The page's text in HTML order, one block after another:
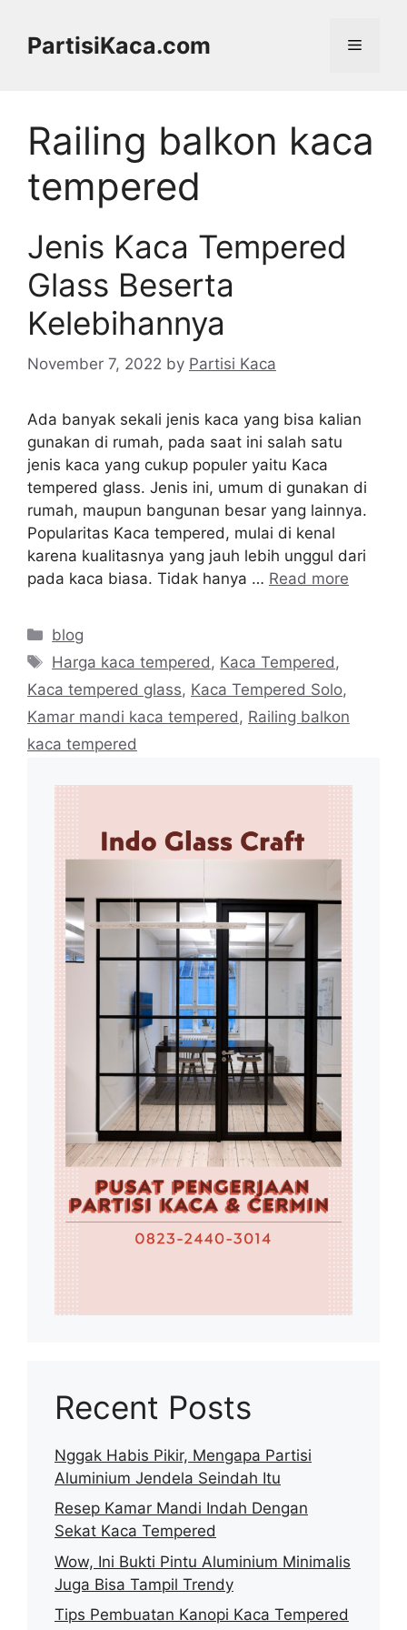
contentPartisiKaca.com Menu
Railing balkon kaca
tempered
Jenis Kaca Tempered
Glass Beserta
Kelebihannya
November 7, 2022 by Partisi Kaca
Ada banyak sekali jenis kaca yang bisa kalian
gunakan di rumah, pada saat ini salah satu
jenis kaca yang cukup populer yaitu Kaca
tempered glass. Jenis ini, umum di gunakan di
rumah, maupun bangunan besar yang lainnya.
Popularitas Kaca tempered, mulai di kenal
karena kualitasnya yang jauh lebih unggul dari
pada kaca biasa. Tidak hanya … Read more
Categories
blog
Tags
Harga kaca tempered , Kaca Tempered ,
Kaca tempered glass, Kaca Tempered Solo,
Kamar mandi kaca tempered , Railing balkon
kaca tempered
Recent Posts
Nggak Habis Pikir, Mengapa Partisi
Aluminium Jendela Seindah Itu
Resep Kamar Mandi Indah Dengan
Sekat Kaca Tempered
Wow, Ini Bukti Pintu Aluminium Minimalis
Juga Bisa Tampil Trendy
Tips Pembuatan Kanopi Kaca Tempered